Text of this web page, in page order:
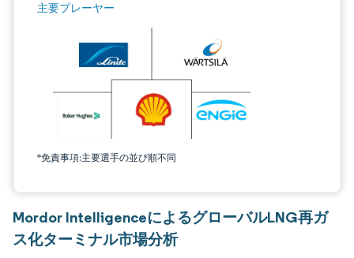
主要プレーヤー
*免責事項:主要選手の並び順不同
Mordor IntelligenceによるグローバルLNG再ガ
ス化ターミナル市場分析